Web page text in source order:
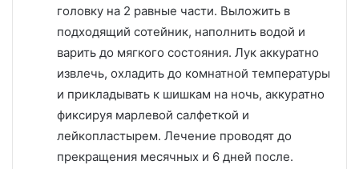
головку на 2 равные части. Выложить в
подходящий сотейник, наполнить водой и
варить до мягкого состояния. Лук аккуратно
извлечь, охладить до комнатной температуры
и прикладывать к шишкам на ночь, аккуратно
фиксируя марлевой салфеткой и
лейкопластырем. Лечение проводят до
прекращения месячных и 6 дней после.